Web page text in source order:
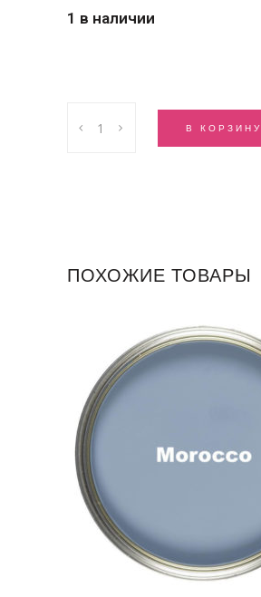
1 в наличии
au
В КОРЗИНУ
ПОХОЖИЕ ТОВАРЫ